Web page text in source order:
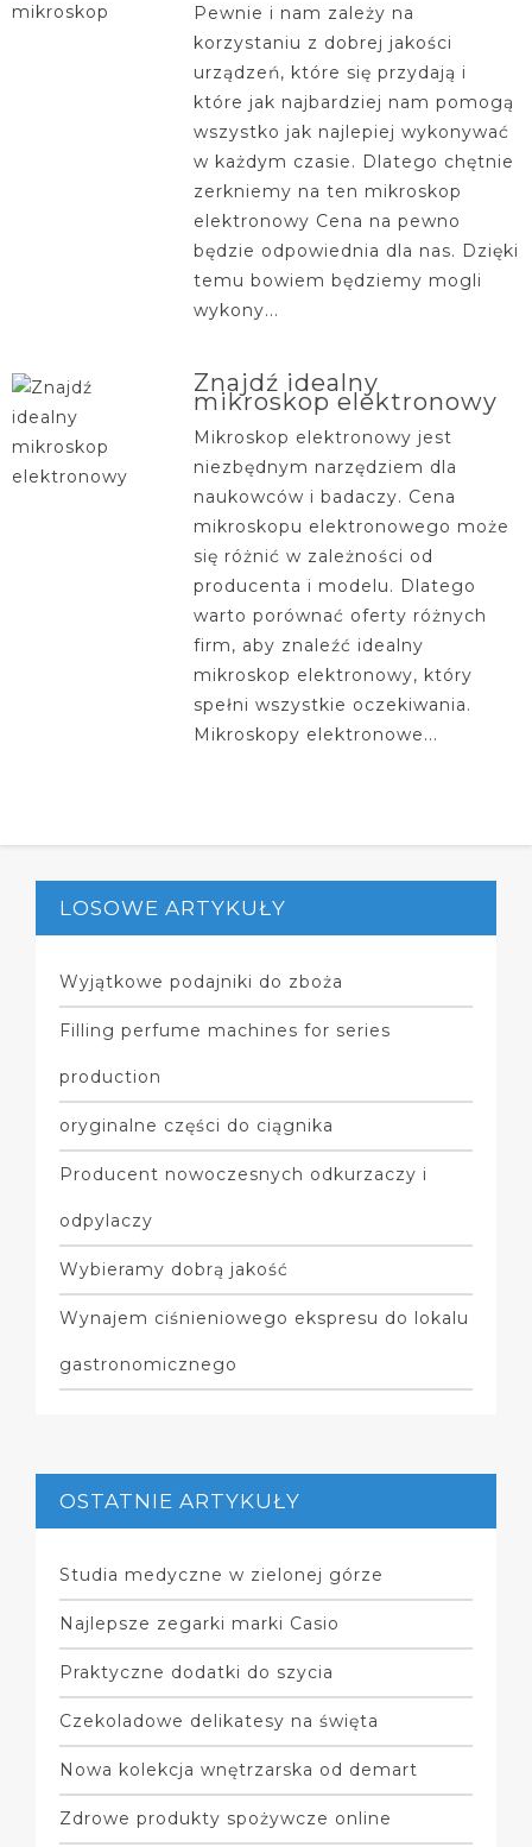
Pewnie i nam zależy na
korzystaniu z dobrej jakości
urządzeń, które się przydają i
które jak najbardziej nam pomogą
wszystko jak najlepiej wykonywać
w każdym czasie. Dlatego chętnie
zerkniemy na ten mikroskop
elektronowy Cena na pewno
będzie odpowiednia dla nas. Dzięki
temu bowiem będziemy mogli
wykony...
Znajdź idealny
mikroskop elektronowy
Mikroskop elektronowy jest
niezbędnym narzędziem dla
naukowców i badaczy. Cena
mikroskopu elektronowego może
się różnić w zależności od
producenta i modelu. Dlatego
warto porównać oferty różnych
firm, aby znaleźć idealny
mikroskop elektronowy, który
spełni wszystkie oczekiwania.
Mikroskopy elektronowe...
LOSOWE ARTYKUŁY
Wyjątkowe podajniki do zboża
Filling perfume machines for series
production
oryginalne części do ciągnika
Producent nowoczesnych odkurzaczy i
odpylaczy
Wybieramy dobrą jakość
Wynajem ciśnieniowego ekspresu do lokalu
gastronomicznego
OSTATNIE ARTYKUŁY
Studia medyczne w zielonej górze
Najlepsze zegarki marki Casio
Praktyczne dodatki do szycia
Czekoladowe delikatesy na święta
Nowa kolekcja wnętrzarska od demart
Zdrowe produkty spożywcze online